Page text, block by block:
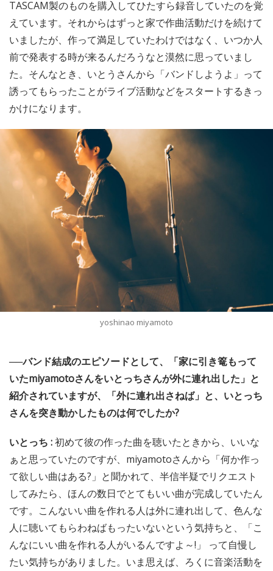
TASCAM製のものを購入してひたすら録音していたのを覚
えています。それからはずっと家で作曲活動だけを続けて
いましたが、作って満足していたわけではなく、いつか人
前で発表する時が来るんだろうなと漠然に思っていまし
た。そんなとき、いとうさんから「バンドしようよ」って
誘ってもらったことがライブ活動などをスタートするきっ
かけになります。
yoshinao miyamoto
──バンド結成のエピソードとして、「家に引き篭もって
いたmiyamotoさんをいとっちさんが外に連れ出した」と
紹介されていますが、「外に連れ出さねば」と、いとっち
さんを突き動かしたものは何でしたか?
いとっち :初めて彼の作った曲を聴いたときから、いいな
ぁと思っていたのですが、miyamotoさんから「何か作っ
て欲しい曲はある?」と聞かれて、半信半疑でリクエスト
してみたら、ほんの数日でとてもいい曲が完成していたん
です。こんないい曲を作れる人は外に連れ出して、色んな
人に聴いてもらわねばもったいないという気持ちと、「こ
んなにいい曲を作れる人がいるんですよ～!」 って自慢し
たい気持ちがありました。いま思えば、ろくに音楽活動を